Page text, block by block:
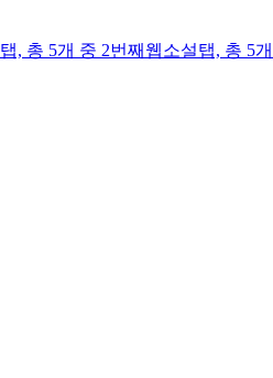
탭, 총 5개 중 2번째 웹소설탭, 총 5